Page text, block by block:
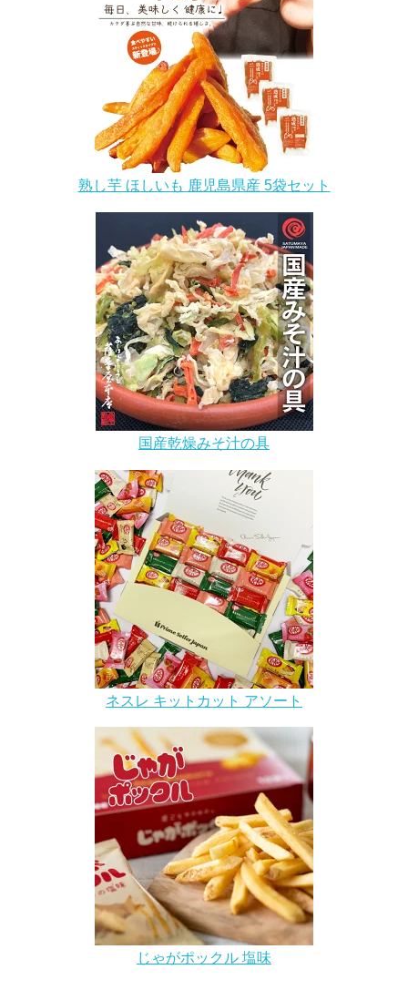
熟し芋 ほしいも 鹿児島県産 5袋セット
国産乾燥みそ汁の具
ネスレ キットカット アソート
じゃがポックル 塩味